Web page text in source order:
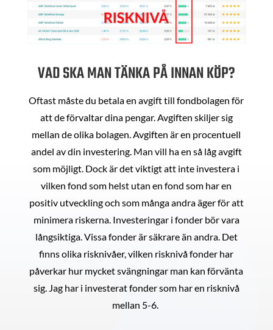
VAD SKA MAN TÄNKA PÅ INNAN KÖP?
Oftast måste du betala en avgift till fondbolagen för
att de förvaltar dina pengar. Avgiften skiljer sig
mellan de olika bolagen. Avgiften är en procentuell
andel av din investering. Man vill ha en så låg avgift
som möjligt. Dock är det viktigt att inte investera i
vilken fond som helst utan en fond som har en
positiv utveckling och som många andra äger för att
minimera riskerna. Investeringar i fonder bör vara
långsiktiga. Vissa fonder är säkrare än andra. Det
finns olika risknivåer, vilken risknivå fonder har
påverkar hur mycket svängningar man kan förvänta
sig. Jag har i investerat fonder som har en risknivå
mellan 5-6.